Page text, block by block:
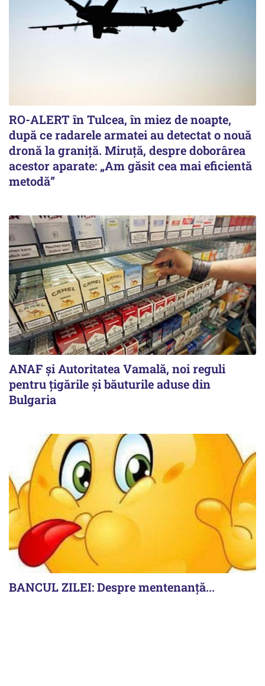
RO-ALERT în Tulcea, în miez de noapte,
după ce radarele armatei au detectat o nouă
dronă la graniță. Miruță, despre doborârea
acestor aparate: „Am găsit cea mai eficientă
metodă”
ANAF și Autoritatea Vamală, noi reguli
pentru țigările și băuturile aduse din
Bulgaria
BANCUL ZILEI: Despre mentenanță...